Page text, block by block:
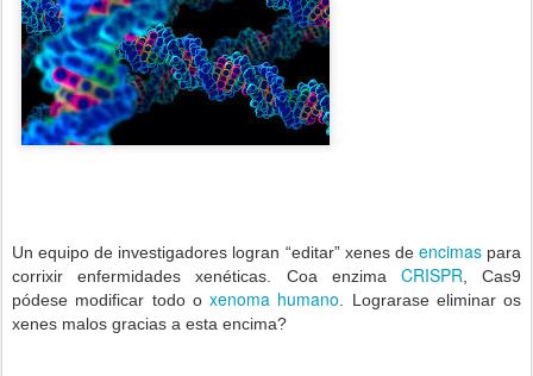
Un equipo de investigadores logran “editar” xenes de encimaspara
corrixir enfermidades xenéticas. Coa enzima CRISPR , Cas9
pódese modificar todo o xenoma humano . Lograrase eliminar os
xenes malos gracias a esta encima?